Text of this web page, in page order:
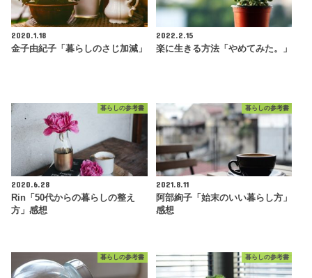
2020.1.18
金子由紀子「暮らしのさじ加減」
2022.2.15
楽に生きる方法「やめてみた。」
暮らしの参考書
2020.6.28
Rin「50代からの暮らしの整え
方」感想
暮らしの参考書
2021.8.11
阿部絢子「始末のいい暮らし方」
感想
暮らしの参考書 暮らしの参考書